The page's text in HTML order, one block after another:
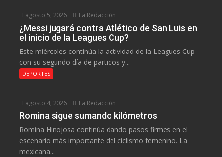
agosto 5, 2026 La Redacción
¿Messi jugará contra Atlético de San Luis en
el inicio de la Leagues Cup?
Este miércoles continúa la actividad de la Leagues Cup
con su segundo día de partidos y...
DEPORTES
agosto 4, 2026 La Redacción
Romina sigue sumando kilómetros
Romina Hinojosa continúa dando pasos firmes en el
escenario más importante del ciclismo femenino. La
mexicana...